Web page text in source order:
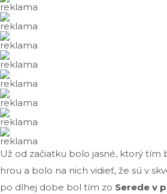
reklama
reklama
reklama
reklama
reklama
reklama
reklama
reklama
Už od začiatku bolo jasné, ktorý
hrou a bolo na nich vidieť, že sú v
po dlhej dobe bol tím zo Serede v